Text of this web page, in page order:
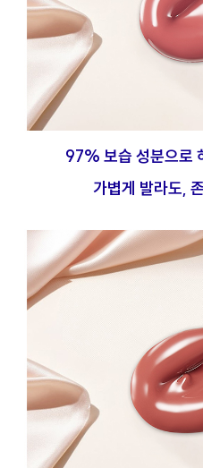
97% 보습 성분으로
가볍게 발라도,